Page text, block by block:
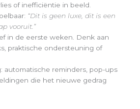
of inefficiëntie in beeld.
“Dit is geen luxe, dit is een
vooruit.”
in de eerste weken. Denk aan
praktische ondersteuning of
automatische reminders, pop-ups
die het nieuwe gedrag